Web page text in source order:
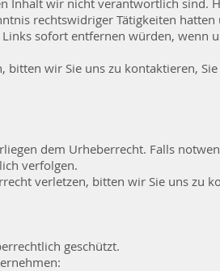
Inhalt wir nicht verantwortlich sind.
rechtswidriger Tätigkeiten hatten
sofort entfernen würden, wenn
bitten wir Sie uns zu kontaktieren,
dem Urheberrecht. Falls
verfolgen.
verletzen, bitten wir Sie uns zu
geschützt.